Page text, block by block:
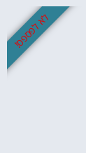
לא לפספס!